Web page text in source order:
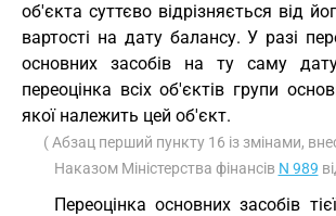
об'єкта суттєво відрізняється від
вартості на дату балансу. У разі
основних засобів на ту саму
переоцінка всіх об'єктів групи
якої належить цей об'єкт.
( Абзац перший пункту 16 із змінами,
Наказом Міністерства фінансів N 989
Переоцінка основних засобів